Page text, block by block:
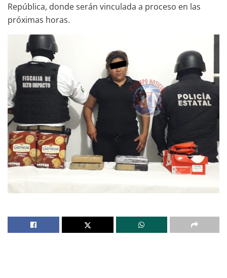
República, donde serán vinculada a proceso en las
próximas horas.